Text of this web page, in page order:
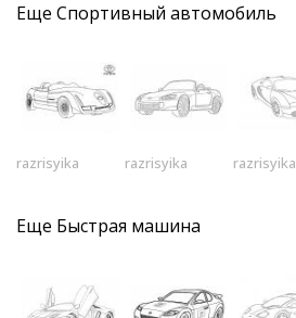
Еще Спортивный автомобиль
razrisyika razrisyika razrisyika
Еще Быстрая машина